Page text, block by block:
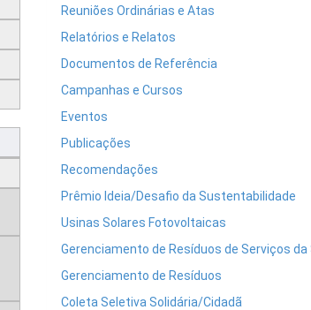
Reuniões Ordinárias e Atas
Relatórios e Relatos
Documentos de Referência
Campanhas e Cursos
Eventos
Publicações
Recomendações
Prêmio Ideia/Desafio da Sustentabilidade
Usinas Solares Fotovoltaicas
Gerenciamento de Resíduos de Serviços da
Gerenciamento de Resíduos
Coleta Seletiva Solidária/Cidadã